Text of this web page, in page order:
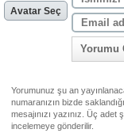
Avatar Seç
Yorumu
Yorumunuz şu an
numaranızın bizde
mesajınızı yazınız. Üç
incelemeye gönderilir.